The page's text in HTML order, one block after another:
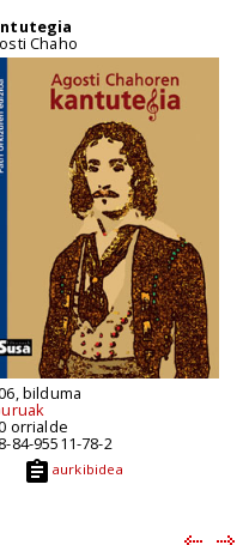
Chaho
bilduma
orrialde
84-95511-78-2
aurkibidea